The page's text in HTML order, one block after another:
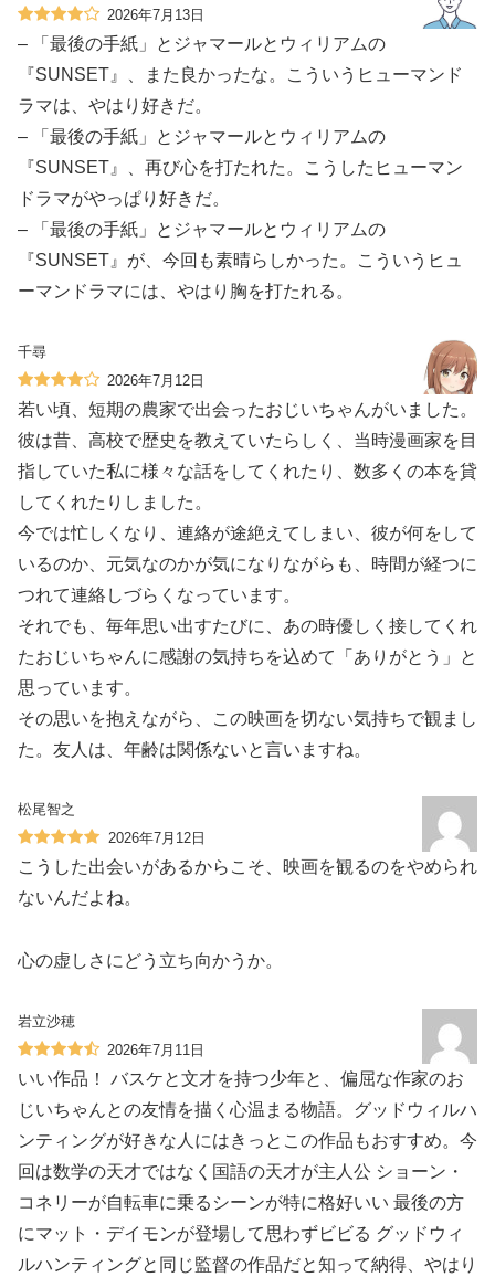
2026年7月13日
– 「最後の手紙」とジャマールとウィリアムの
『SUNSET』、また良かったな。こういうヒューマンド
ラマは、やはり好きだ。
– 「最後の手紙」とジャマールとウィリアムの
『SUNSET』、再び心を打たれた。こうしたヒューマン
ドラマがやっぱり好きだ。
– 「最後の手紙」とジャマールとウィリアムの
『SUNSET』が、今回も素晴らしかった。こういうヒュ
ーマンドラマには、やはり胸を打たれる。
千尋
2026年7月12日
若い頃、短期の農家で出会ったおじいちゃんがいました。
彼は昔、高校で歴史を教えていたらしく、当時漫画家を目
指していた私に様々な話をしてくれたり、数多くの本を貸
してくれたりしました。
今では忙しくなり、連絡が途絶えてしまい、彼が何をして
いるのか、元気なのかが気になりながらも、時間が経つに
つれて連絡しづらくなっています。
それでも、毎年思い出すたびに、あの時優しく接してくれ
たおじいちゃんに感謝の気持ちを込めて「ありがとう」と
思っています。
その思いを抱えながら、この映画を切ない気持ちで観まし
た。友人は、年齢は関係ないと言いますね。
松尾智之
2026年7月12日
こうした出会いがあるからこそ、映画を観るのをやめられ
ないんだよね。
心の虚しさにどう立ち向かうか。
岩立沙穂
2026年7月11日
いい作品！ バスケと文才を持つ少年と、偏屈な作家のお
じいちゃんとの友情を描く心温まる物語。グッドウィルハ
ンティングが好きな人にはきっとこの作品もおすすめ。今
回は数学の天才ではなく国語の天才が主人公 ショーン・
コネリーが自転車に乗るシーンが特に格好いい 最後の方
にマット・デイモンが登場して思わずビビる グッドウィ
ルハンティングと同じ監督の作品だと知って納得、やはり